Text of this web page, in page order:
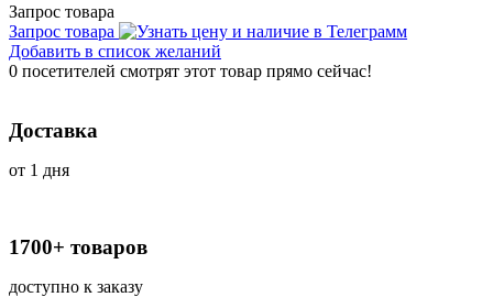
Запрос товара
Запрос товара
Добавить в список желаний
0 посетителей смотрят этот товар прямо сейчас!
Доставка
от 1 дня
1700+ товаров
доступно к заказу